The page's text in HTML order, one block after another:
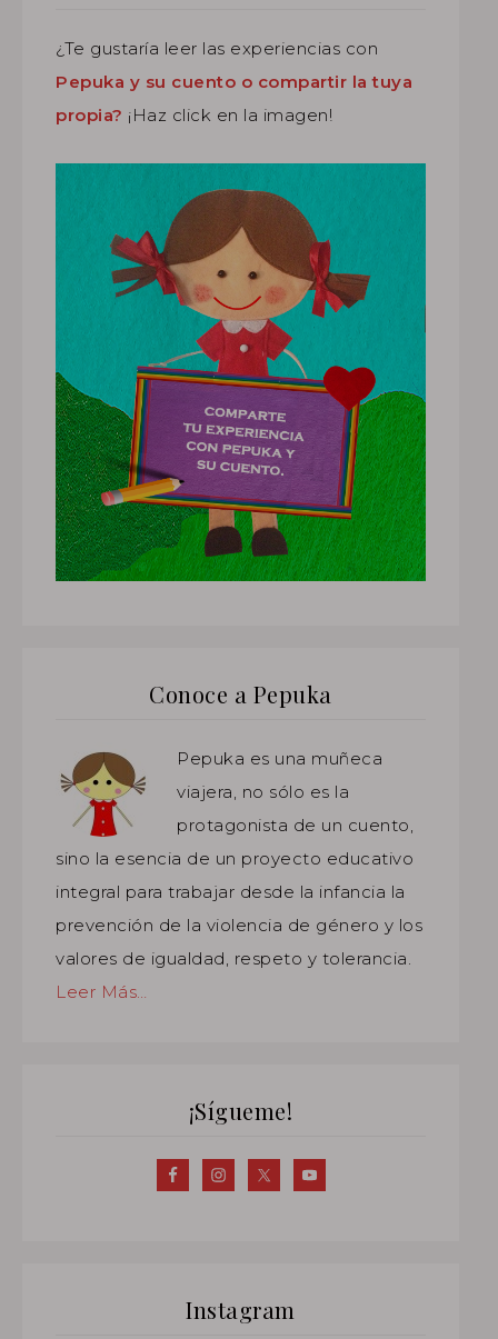
¿Te gustaría leer las experiencias con
Pepuka y su cuento o compartir la tuya
propia? ¡Haz click en la imagen!
Conoce a Pepuka
Pepuka es una muñeca
viajera, no sólo es la
protagonista de un cuento,
sino la esencia de un proyecto educativo
integral para trabajar desde la infancia la
prevención de la violencia de género y los
valores de igualdad, respeto y tolerancia.
Leer Más…
¡Sígueme!
Instagram